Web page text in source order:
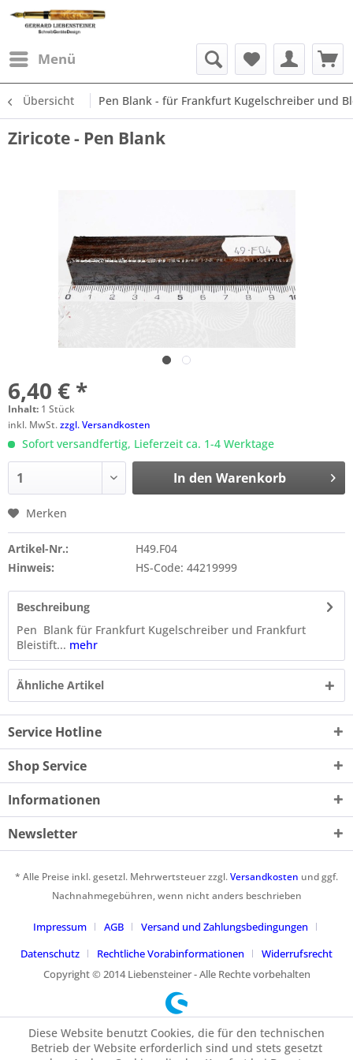
Menü
Übersicht Pen Blank - für Frankfurt Kugelschreiber und
Ziricote - Pen Blank
6,40 € *
Inhalt: 1 Stück
inkl. MwSt.zzgl. Versandkosten
Sofort versandfertig, Lieferzeit ca. 1-4 Werktage
In den Warenkorb
Merken
Artikel-Nr.:
H49.F04
Hinweis:
HS-Code: 44219999
Beschreibung
Pen Blank für Frankfurt Kugelschreiber und Frankfurt
Bleistift... mehr
Ähnliche Artikel
Service Hotline
Shop Service
Informationen
Newsletter
* Alle Preise inkl. gesetzl. Mehrwertsteuer zzgl.Versandkosten und ggf.
Nachnahmegebühren, wenn nicht anders beschrieben
Impressum AGB
Versand und Zahlungsbedingungen
Datenschutz
Rechtliche Vorabinformationen
Widerrufsrecht
Copyright © 2014 Liebensteiner - Alle Rechte vorbehalten
Diese Website benutzt Cookies, die für den technischen
Betrieb der Website erforderlich sind und stets gesetzt